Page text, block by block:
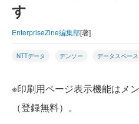
す
EnterpriseZine編集部[著]
NTTデータ デンソー データスペース
※印刷用ページ表示機能はメ
（登録無料）。